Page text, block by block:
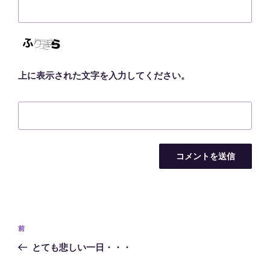
上に表示された文字を入力してください。
投
前
の
前
とても悲しい一日・・・